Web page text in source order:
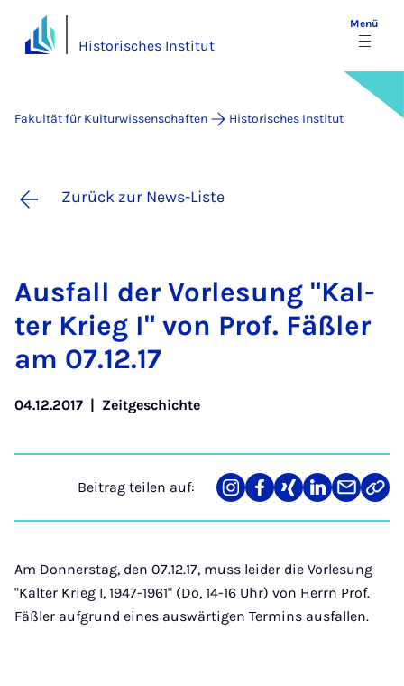
Historisches Institut
Menü
Fakultät für Kulturwissenschaften Historisches Institut
Zurück zur News-Liste
Aus­fall der Vor­le­sung "Kal­
ter Krieg I" von Prof. Fä­ß­ler
am 07.12.17
04.12.2017 | Zeitgeschichte
Beitrag teilen auf:
Teilen
auf
Teilen
auf
Teilen
auf
Teilen
auf
Teilen
über
Mail
Link
Am Donnerstag, den 07.12.17, muss leider die Vorlesung
"Kalter Krieg I, 1947-1961" (Do, 14-16 Uhr) von Herrn Prof.
Fäßler aufgrund eines auswärtigen Termins ausfallen.